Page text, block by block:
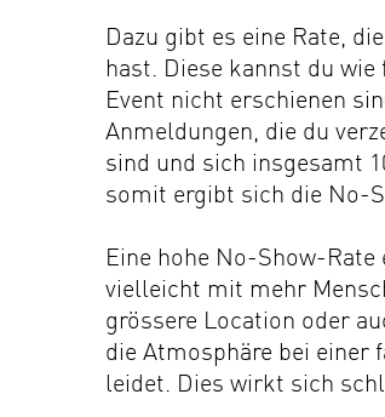
Dazu gibt es eine Rate,
hast. Diese kannst du
Event nicht erschienen
Anmeldungen, die du
sind und sich insgesamt
somit ergibt sich die No-
Eine hohe No-Show-
vielleicht mit mehr
grössere Location oder
die Atmosphäre bei einer
leidet. Dies wirkt sich